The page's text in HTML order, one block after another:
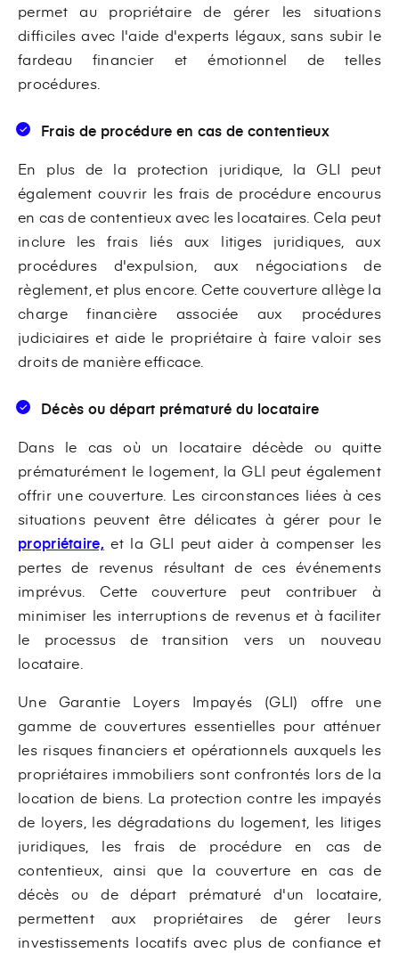
permet au propriétaire de gérer les situations
difficiles avec l'aide d'experts légaux, sans subir le
fardeau financier et émotionnel de telles
procédures.
Frais de procédure en cas de contentieux
En plus de la protection juridique, la GLI peut
également couvrir les frais de procédure encourus
en cas de contentieux avec les locataires. Cela peut
inclure les frais liés aux litiges juridiques, aux
procédures d'expulsion, aux négociations de
règlement, et plus encore. Cette couverture allège la
charge financière associée aux procédures
judiciaires et aide le propriétaire à faire valoir ses
droits de manière efficace.
Décès ou départ prématuré du locataire
Dans le cas où un locataire décède ou quitte
prématurément le logement, la GLI peut également
offrir une couverture. Les circonstances liées à ces
situations peuvent être délicates à gérer pour le
propriétaire,et la GLI peut aider à compenser les
pertes de revenus résultant de ces événements
imprévus. Cette couverture peut contribuer à
minimiser les interruptions de revenus et à faciliter
le processus de transition vers un nouveau
locataire.
Une Garantie Loyers Impayés (GLI) offre une
gamme de couvertures essentielles pour atténuer
les risques financiers et opérationnels auxquels les
propriétaires immobiliers sont confrontés lors de la
location de biens. La protection contre les impayés
de loyers, les dégradations du logement, les litiges
juridiques, les frais de procédure en cas de
contentieux, ainsi que la couverture en cas de
décès ou de départ prématuré d'un locataire,
permettent aux propriétaires de gérer leurs
investissements locatifs avec plus de confiance et